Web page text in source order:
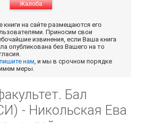
Жалоба
книги на сайте размещаются его
Приносим свои
извинения, если Ваша книга
опубликована без Вашего на то
нам, и мы в срочном порядке
меры.
Бал
- Никольская Ева